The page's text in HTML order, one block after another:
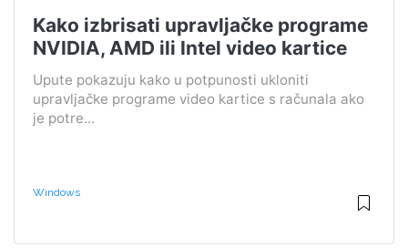
Kako izbrisati upravljačke programe
NVIDIA, AMD ili Intel video kartice
Upute pokazuju kako u potpunosti ukloniti
upravljačke programe video kartice s računala ako
je potre...
Windows